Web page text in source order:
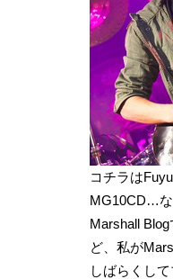
コチラは
MG10CD…
Marshall
ど、私が
しばらくし